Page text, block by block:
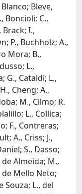
Bleve,
Boncioli; C.,
Brack; I.,
P., Buchholz; A.,
Mora; B.,
L.,
G., Cataldi; L.,
Cheng; A.,
M., Cilmo; R.
L., Collica;
F., Contreras;
A., Criss; J.,
S., Dasso;
de Almeida; M.,
de Mello Neto;
Souza; L., del